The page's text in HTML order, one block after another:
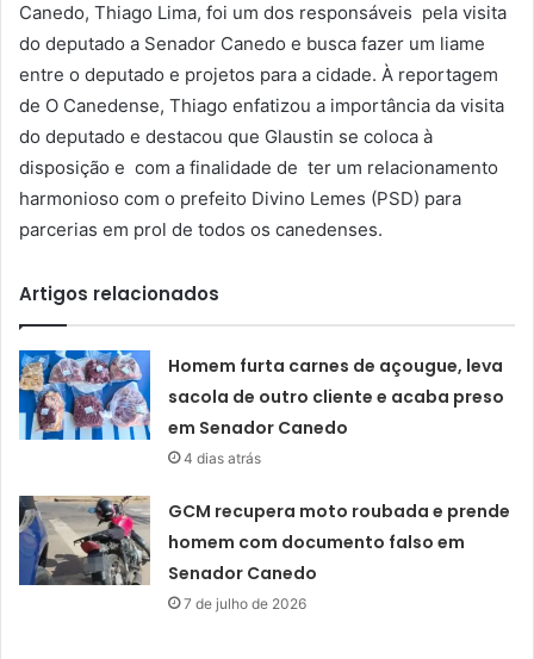
Canedo, Thiago Lima, foi um dos responsáveis pela visita
do deputado a Senador Canedo e busca fazer um liame
entre o deputado e projetos para a cidade. À reportagem
de O Canedense, Thiago enfatizou a importância da visita
do deputado e destacou que Glaustin se coloca à
disposição e com a finalidade de ter um relacionamento
harmonioso com o prefeito Divino Lemes (PSD) para
parcerias em prol de todos os canedenses.
Artigos relacionados
Homem furta carnes de açougue, leva
sacola de outro cliente e acaba preso
em Senador Canedo
4 dias atrás
GCM recupera moto roubada e prende
homem com documento falso em
Senador Canedo
7 de julho de 2026